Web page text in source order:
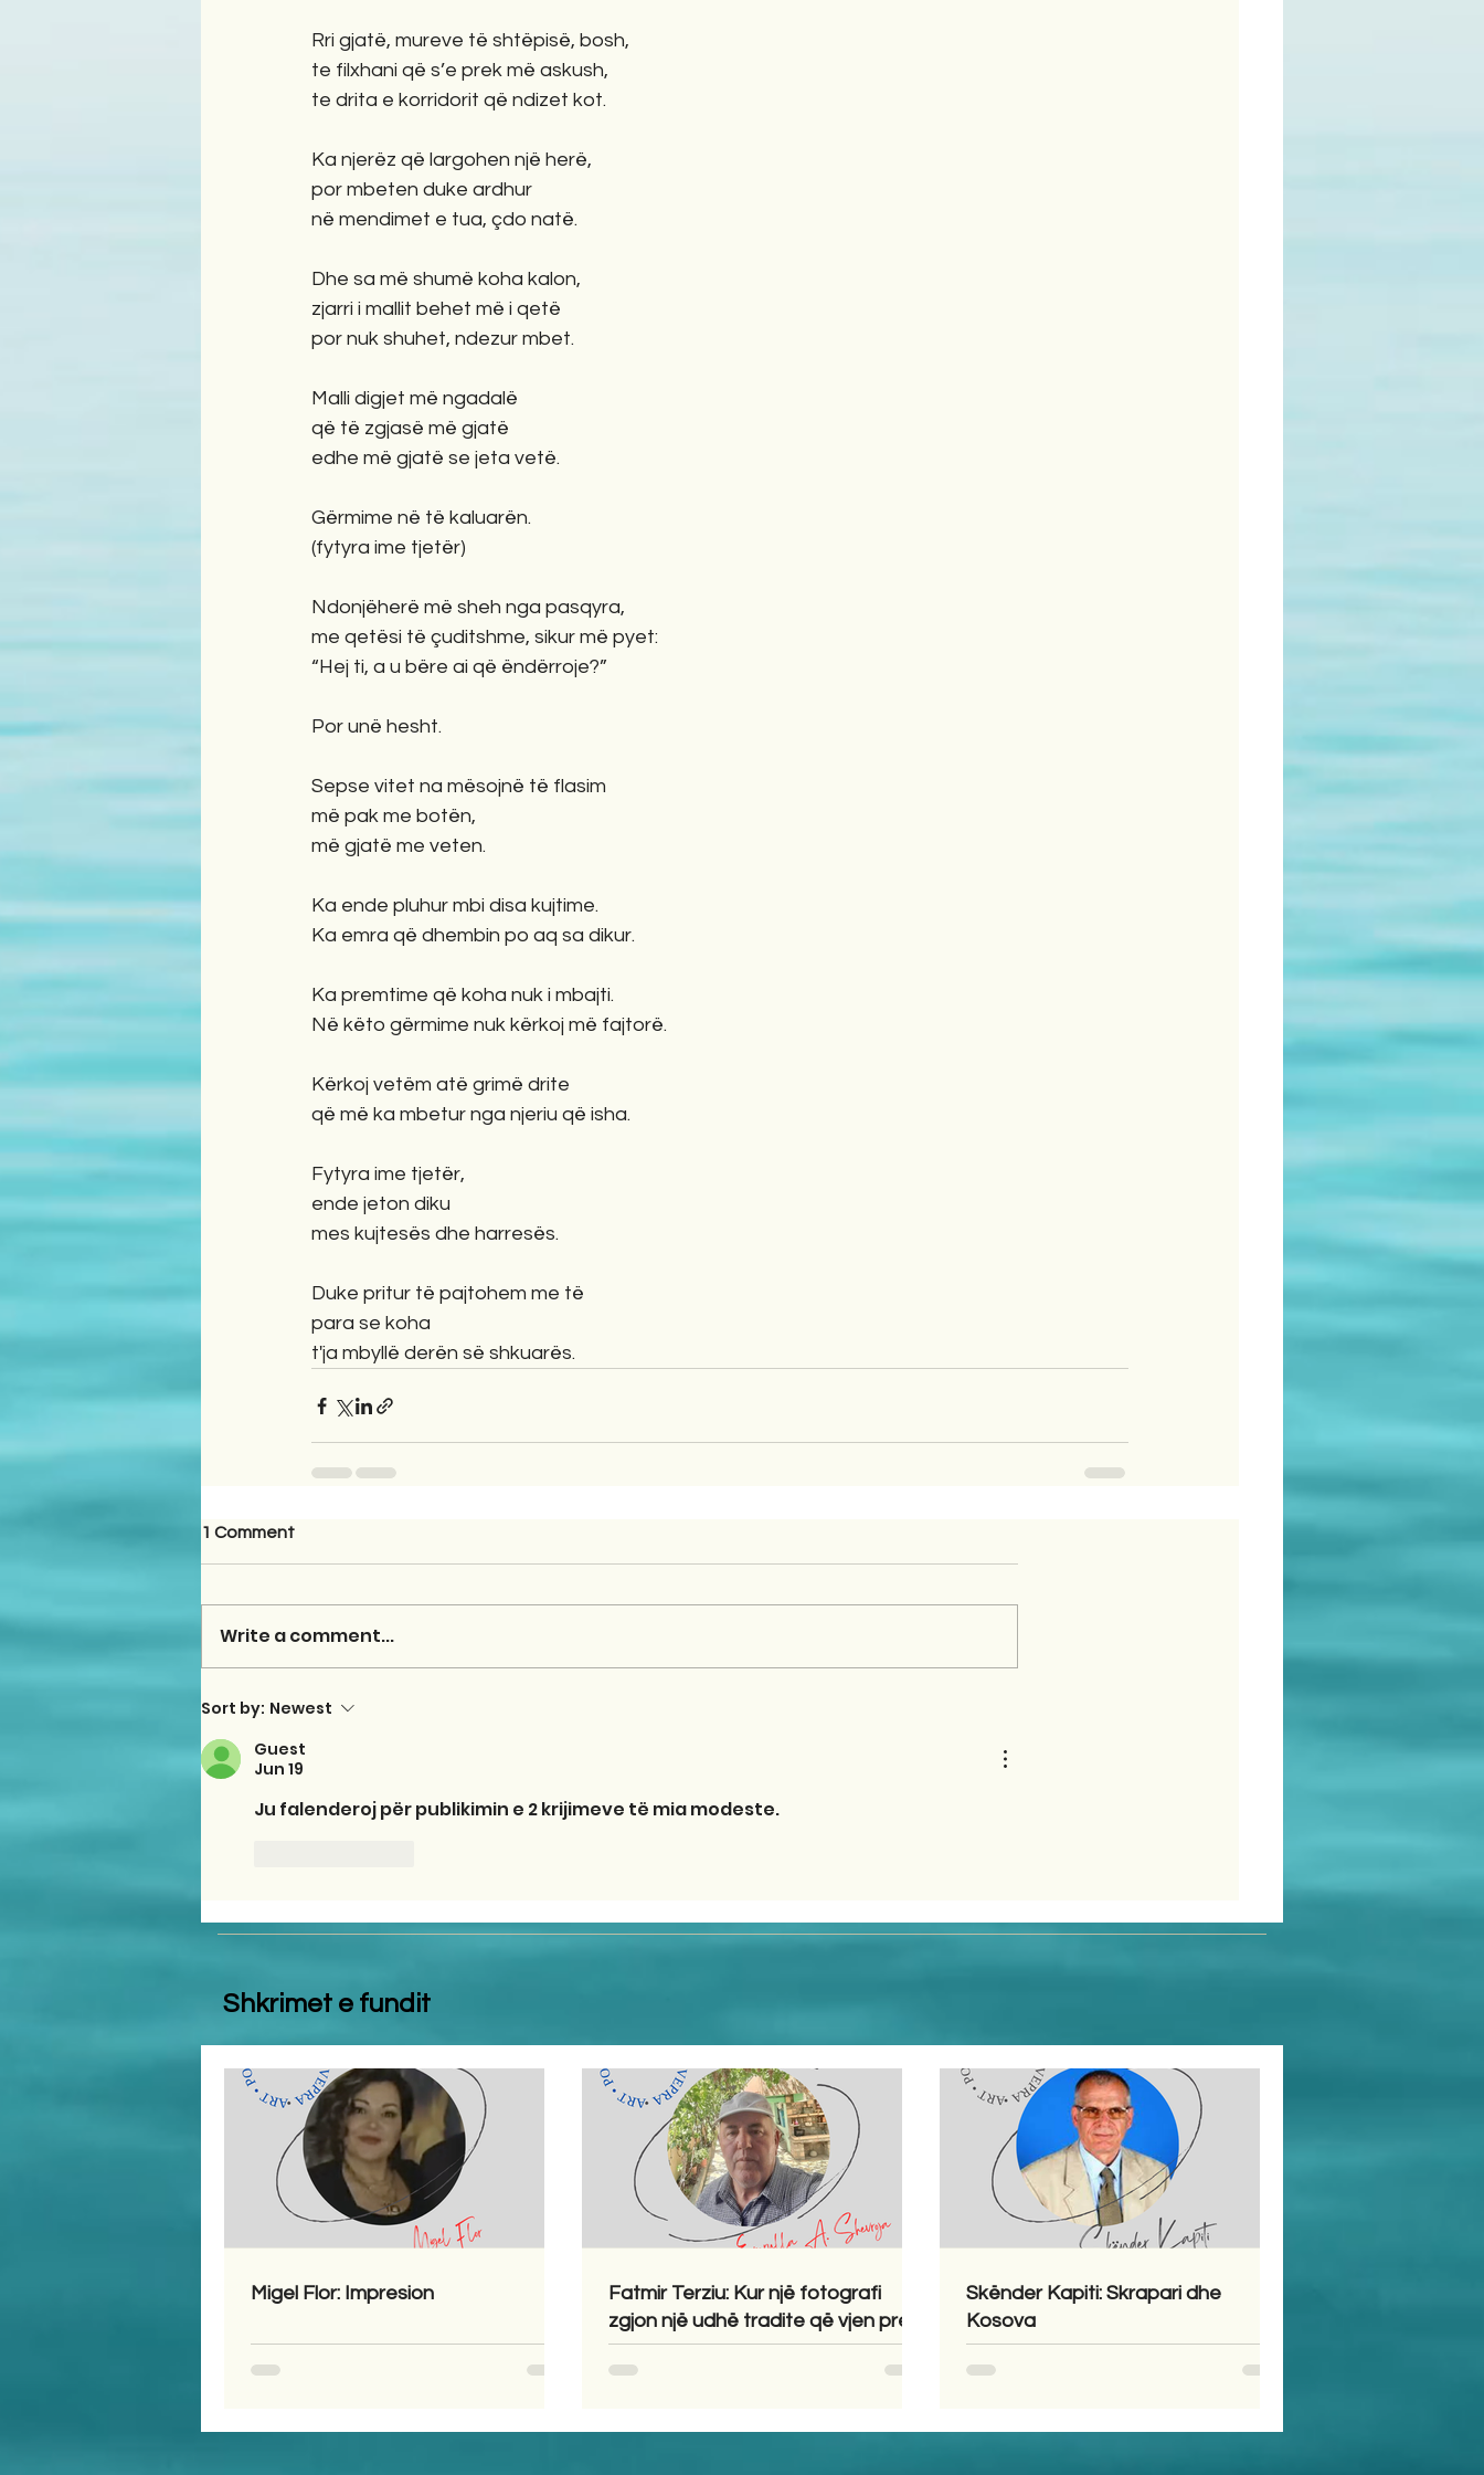
Rri gjatë, mureve të shtëpisë, bosh,
te filxhani që s’e prek më askush,
te drita e korridorit që ndizet kot.
Ka njerëz që largohen një herë,
por mbeten duke ardhur
në mendimet e tua, çdo natë.
Dhe sa më shumë koha kalon,
zjarri i mallit behet më i qetë
por nuk shuhet, ndezur mbet.
Malli digjet më ngadalë
që të zgjasë më gjatë
edhe më gjatë se jeta vetë.
Gërmime në të kaluarën.
(fytyra ime tjetër)
Ndonjëherë më sheh nga pasqyra,
me qetësi të çuditshme, sikur më pyet:
“Hej ti, a u bëre ai që ëndërroje?”
Por unë hesht.
Sepse vitet na mësojnë të flasim
më pak me botën,
më gjatë me veten.
Ka ende pluhur mbi disa kujtime.
Ka emra që dhembin po aq sa dikur.
Ka premtime që koha nuk i mbajti.
Në këto gërmime nuk kërkoj më fajtorë.
Kërkoj vetëm atë grimë drite
që më ka mbetur nga njeriu që isha.
Fytyra ime tjetër,
ende jeton diku
mes kujtesës dhe harresës.
Duke pritur të pajtohem me të
para se koha
t'ja mbyllë derën së shkuarës.
1 Comment
Write a comment...
Sort by: Newest
Guest
Jun 19
Ju falenderoj për publikimin e 2 krijimeve të mia modeste.
Shkrimet e fundit
Migel Flor: Impresion
Fatmir Terziu: Kur një fotografi
zgjon një udhë tradite që vjen prej
shekujsh në vendlindje
Skënder Kapiti: Skrapari dhe
Kosova